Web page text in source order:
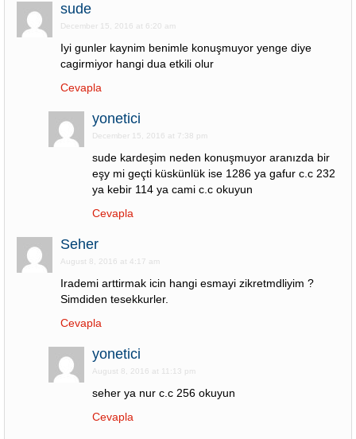
sude
December 15, 2016 at 6:20 am
Iyi gunler kaynim benimle konuşmuyor yenge diye
cagirmiyor hangi dua etkili olur
Cevapla
yonetici
December 15, 2016 at 7:38 pm
sude kardeşim neden konuşmuyor aranızda bir
eşy mi geçti küskünlük ise 1286 ya gafur c.c 232
ya kebir 114 ya cami c.c okuyun
Cevapla
Seher
August 8, 2016 at 4:17 am
Irademi arttirmak icin hangi esmayi zikretmdliyim ?
Simdiden tesekkurler.
Cevapla
yonetici
August 8, 2016 at 11:13 pm
seher ya nur c.c 256 okuyun
Cevapla